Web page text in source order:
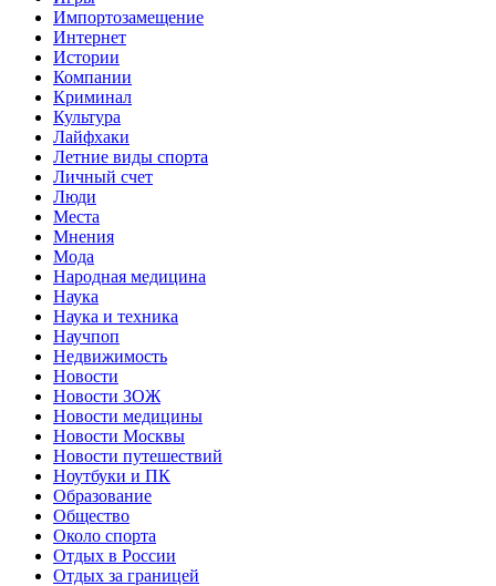
Импортозамещение
Интернет
Истории
Компании
Криминал
Культура
Лайфхаки
Летние виды спорта
Личный счет
Люди
Места
Мнения
Мода
Народная медицина
Наука
Наука и техника
Научпоп
Недвижимость
Новости
Новости ЗОЖ
Новости медицины
Новости Москвы
Новости путешествий
Ноутбуки и ПК
Образование
Общество
Около спорта
Отдых в России
Отдых за границей